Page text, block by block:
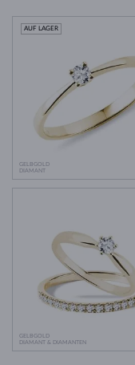
GELBGOLD
DIAMANT
AUF LAGER
GELBGOLD
DIAMANT & DIAMANTEN